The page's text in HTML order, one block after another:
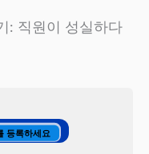
: 직원이 성실하다
등록하세요